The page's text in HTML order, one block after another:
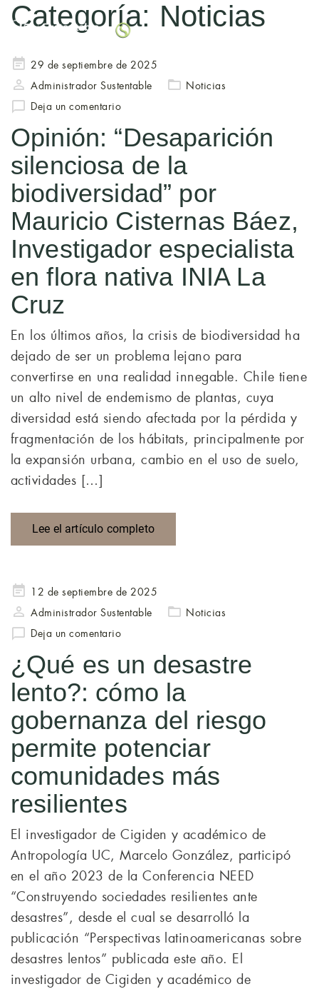
Categoría: Noticias
Publicado
en
29 de septiembre de 2025
Administrador Sustentable
Noticias
Deja un comentario
Opinión: “Desaparición
silenciosa de la
biodiversidad” por
Mauricio Cisternas Báez,
Investigador especialista
en flora nativa INIA La
Cruz
En los últimos años, la crisis de biodiversidad ha
dejado de ser un problema lejano para
convertirse en una realidad innegable. Chile tiene
un alto nivel de endemismo de plantas, cuya
diversidad está siendo afectada por la pérdida y
fragmentación de los hábitats, principalmente por
la expansión urbana, cambio en el uso de suelo,
actividades […]
Lee el artículo completo
Publicado
en
12 de septiembre de 2025
Administrador Sustentable
Noticias
Deja un comentario
¿Qué es un desastre
lento?: cómo la
gobernanza del riesgo
permite potenciar
comunidades más
resilientes
El investigador de Cigiden y académico de
Antropología UC, Marcelo González, participó
en el año 2023 de la Conferencia NEED
“Construyendo sociedades resilientes ante
desastres”, desde el cual se desarrolló la
publicación “Perspectivas latinoamericanas sobre
desastres lentos” publicada este año. El
investigador de Cigiden y académico de